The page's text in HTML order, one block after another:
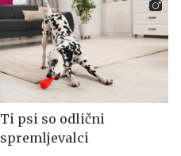
Ti psi so odlični
spremljevalci